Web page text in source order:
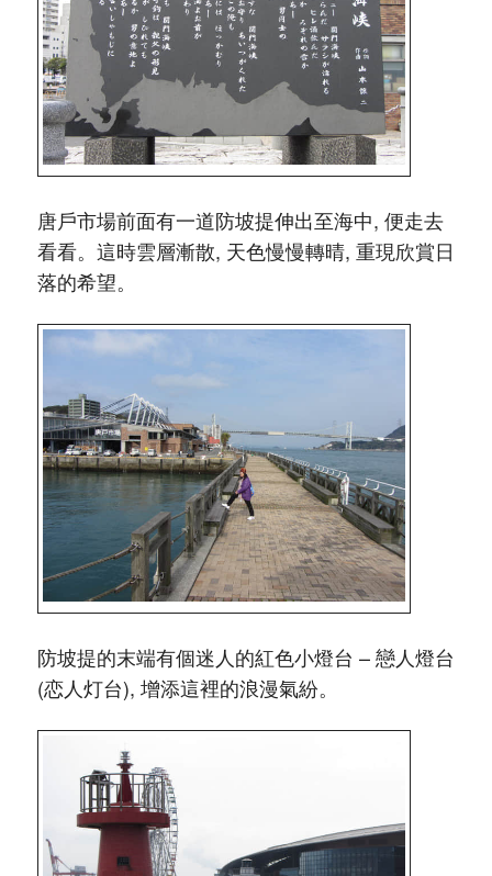
唐戶市場前面有一道防坡提伸出至海中, 便走去
看看。這時雲層漸散, 天色慢慢轉晴, 重現欣賞日
落的希望。
防坡提的末端有個迷人的紅色小燈台 – 戀人燈台
(恋人灯台), 增添這裡的浪漫氣紛。